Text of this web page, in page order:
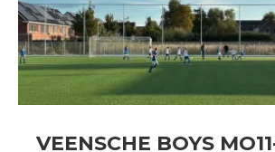
VEENSCHE BOYS